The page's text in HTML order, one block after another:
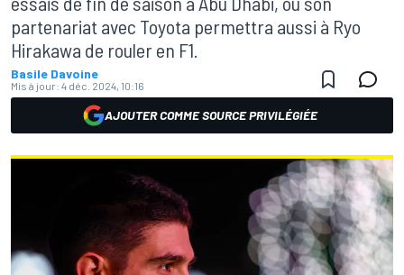
partenariat avec Toyota permettra aussi à Ryo
Hirakawa de rouler en F1.
Basile Davoine
Mis à jour: 4 déc. 2024, 10:16
AJOUTER COMME SOURCE PRIVILÉGIÉE